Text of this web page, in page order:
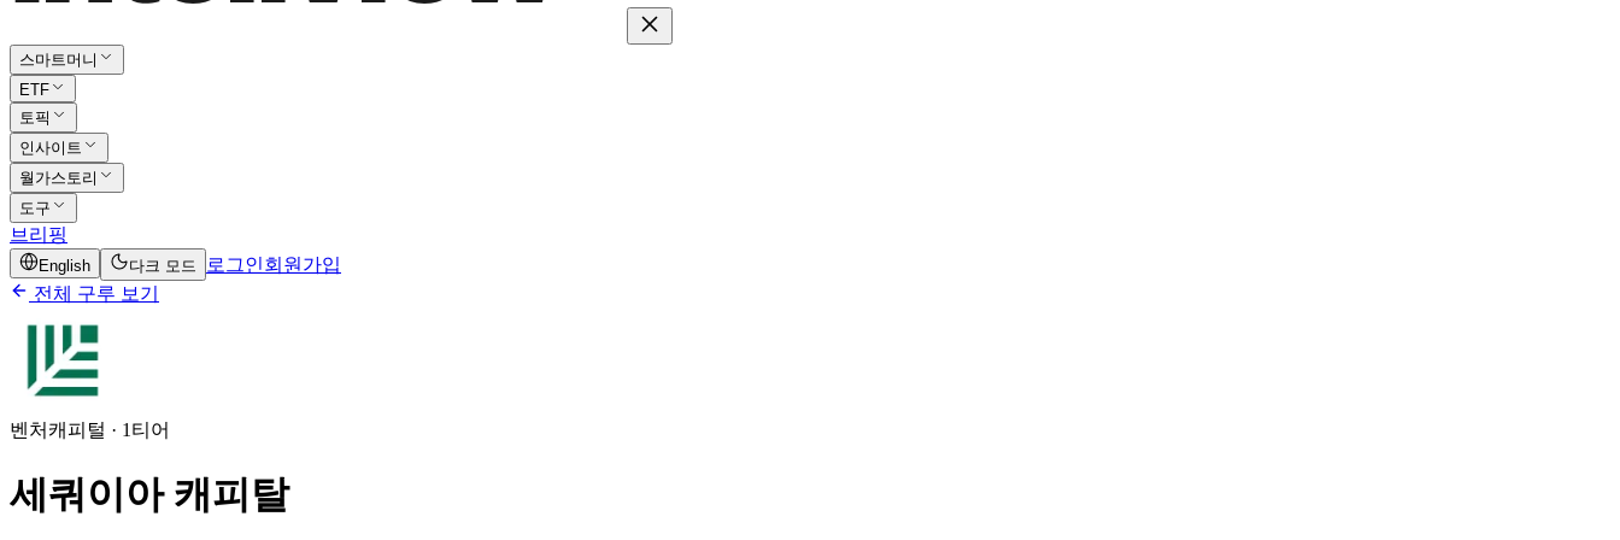
스마트머니
ETF
토픽
인사이트
월가스토리
도구
브리핑
English 다크 모드 로그인회원가입
전체 구루 보기
벤처캐피털 · 1티어
세쿼이아 캐피탈